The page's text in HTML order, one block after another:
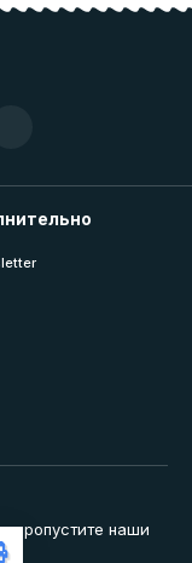
пропустите наши